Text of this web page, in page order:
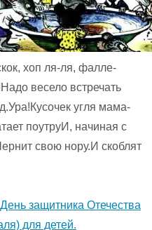
хоп ля-ля, фалле-
весело встречать
угля мама-
поутруИ, начиная с
свою нору.И скоблят
защитника Отечества
для детей.